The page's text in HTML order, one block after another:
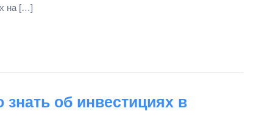
на […]
об инвестициях в